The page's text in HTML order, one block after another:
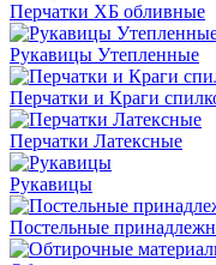
Перчатки ХБ обливные
Рукавицы Утепленные
Перчатки и Краги
Перчатки Латексные
Рукавицы
Постельные